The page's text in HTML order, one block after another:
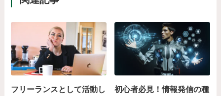
フリーランスとして活動し
初心者必見！情報発信の種